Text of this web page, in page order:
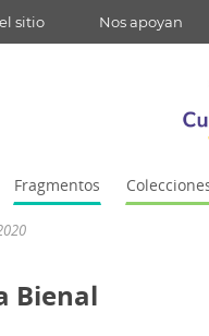
sitio Nos apoyan
Fragmentos
Bienal